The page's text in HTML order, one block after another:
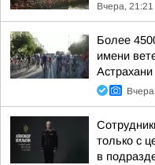
Вчера, 21:21
Более
имени
Астрахани
только с
в